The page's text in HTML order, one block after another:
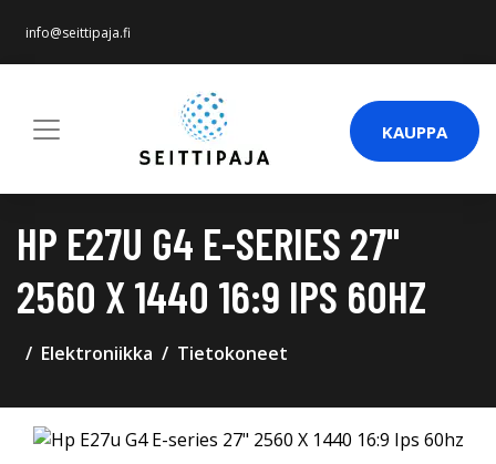
info@seittipaja.fi
KAUPPA
HP E27U G4 E-SERIES 27"
2560 X 1440 16:9 IPS 60HZ
Elektroniikka Tietokoneet